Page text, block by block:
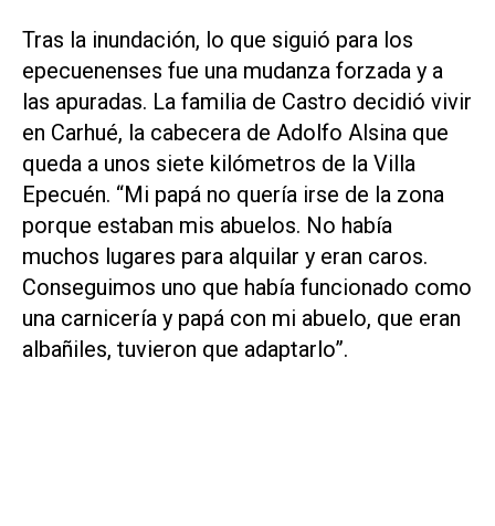
Tras la inundación, lo que siguió para los
epecuenenses fue una mudanza forzada y a
las apuradas. La familia de Castro decidió vivir
en Carhué, la cabecera de Adolfo Alsina que
queda a unos siete kilómetros de la Villa
Epecuén. “Mi papá no quería irse de la zona
porque estaban mis abuelos. No había
muchos lugares para alquilar y eran caros.
Conseguimos uno que había funcionado como
una carnicería y papá con mi abuelo, que eran
albañiles, tuvieron que adaptarlo”.